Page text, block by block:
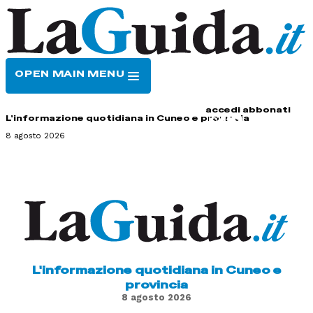
OPEN MAIN MENU
accedi abbonati
L'informazione quotidiana in Cuneo e provincia
8 agosto 2026
L'informazione quotidiana in Cuneo e
provincia
8 agosto 2026